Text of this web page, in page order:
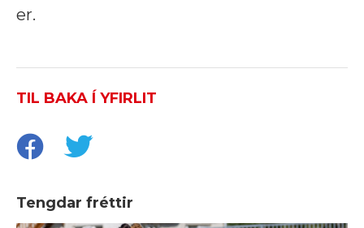
er.
TIL BAKA Í YFIRLIT
Tengdar fréttir